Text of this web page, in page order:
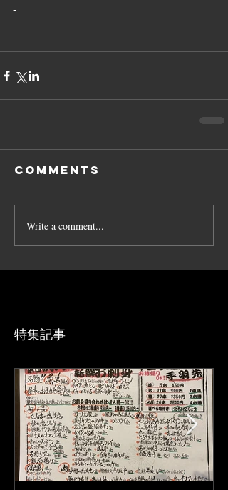
-
Comments
Write a comment...
特集記事